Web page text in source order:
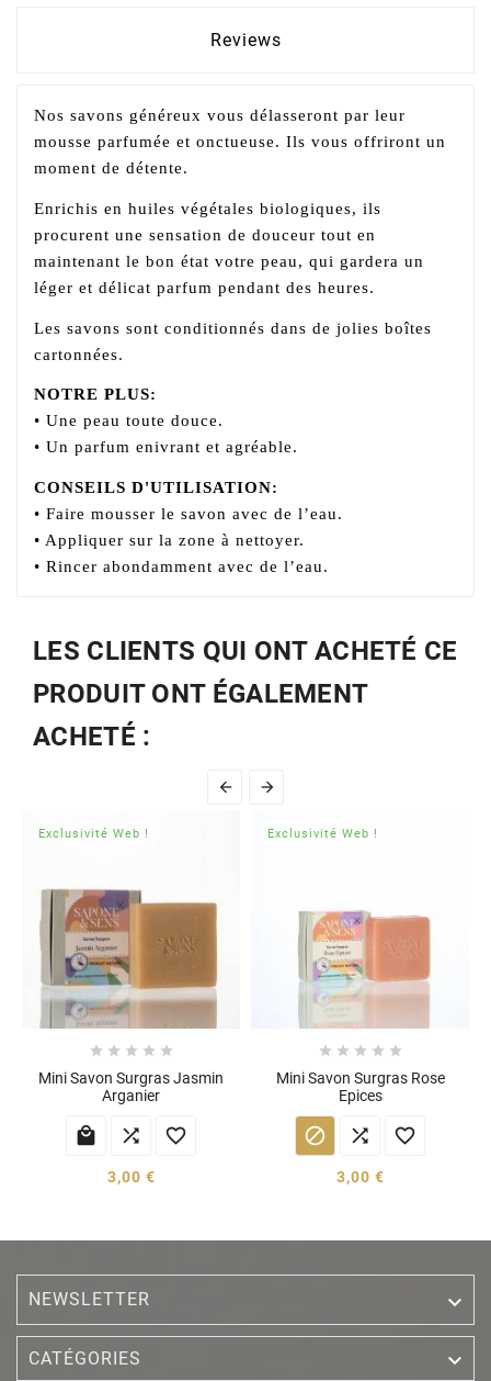
Reviews
Nos savons généreux vous délasseront par leur
mousse parfumée et onctueuse. Ils vous offriront un
moment de détente.
Enrichis en huiles végétales biologiques, ils
procurent une sensation de douceur tout en
maintenant le bon état votre peau, qui gardera un
léger et délicat parfum pendant des heures.
Les savons sont conditionnés dans de jolies boîtes
cartonnées.
NOTRE PLUS:
• Une peau toute douce.
• Un parfum enivrant et agréable.
CONSEILS D'UTILISATION:
• Faire mousser le savon avec de l’eau.
• Appliquer sur la zone à nettoyer.
• Rincer abondamment avec de l’eau.
LES CLIENTS QUI ONT ACHETÉ CE
PRODUIT ONT ÉGALEMENT
ACHETÉ :
 
Exclusivité Web !
    
Mini Savon Surgras Jasmin
Arganier
  
3,00 €
Exclusivité Web !
    
Mini Savon Surgras Rose
Epices
  
3,00 €
NEWSLETTER 
CATÉGORIES 